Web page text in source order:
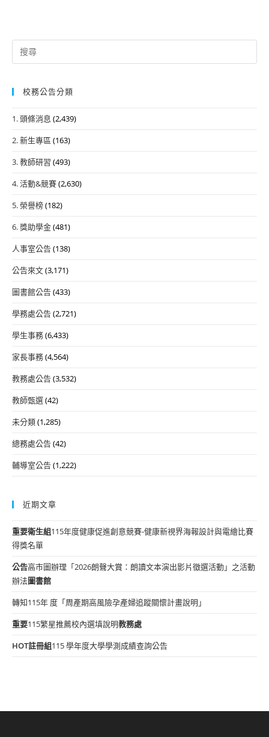
Search
for:
校務公告分類
1. 頭條消息 (2,439)
2. 新生專區 (163)
3. 教師研習 (493)
4. 活動&競賽(2,630)
5. 榮譽榜(182)
6. 獎助學金(481)
人事室公告(138)
公告來文(3,171)
圖書館公告(433)
學務處公告(2,721)
學生事務(6,433)
家長事務(4,564)
教務處公告(3,532)
教師甄選(42)
未分類(1,285)
總務處公告(42)
輔導室公告(1,222)
近期文章
重要衛生組115年度健康促進創意競賽-健康新視界海報設計與電繪比賽
得獎名單
公告高市圖辦理「2026朗聲大賞：朗讀文本演出影片徵選活動」之活動
辦法圖書館
轉知115年 度「周產期高風險孕產婦追蹤關懷計畫說明」
重要115繁星推薦校內選填說明教務處
HOT註冊組115 學年度大學學測成績查詢公告